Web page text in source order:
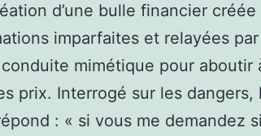
d’une bulle financier
imparfaites et relayées
mimétique pour aboutir
prix. Interrogé sur les dangers,
: « si vous me demandez